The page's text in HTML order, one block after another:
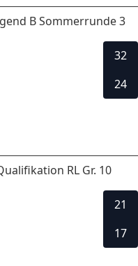
B Sommerrunde 3
32
24
RL Gr. 10
21
17